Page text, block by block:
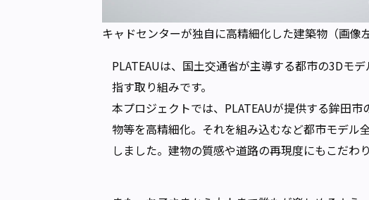
キャドセンターが独自に高精細化した建築物（画像
PLATEAUは、国土交通省が主導する都市の3Dモ
指す取り組みです。
本プロジェクトでは、PLATEAUが提供する鉾田
物等を高精細化。それを組み込むなど都市モデル
しました。建物の質感や道路の再現度にもこだわ